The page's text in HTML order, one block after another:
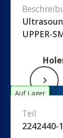
UPPER-
Auf Lager
Teil
2242440-